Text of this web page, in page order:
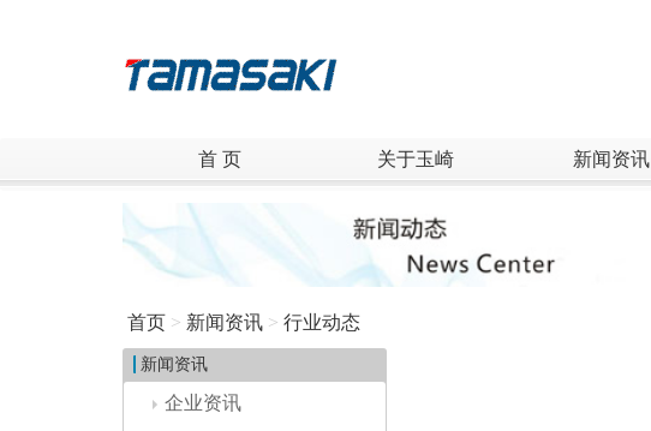
首 页 关于玉崎 新闻资讯
首页 > 新闻资讯 > 行业动态
新闻资讯
企业资讯